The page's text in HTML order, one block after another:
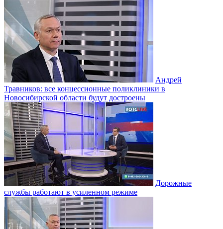
Андрей
Травников: все концессионные поликлиники в
Новосибирской области будут достроены
Дорожные
службы работают в усиленном режиме